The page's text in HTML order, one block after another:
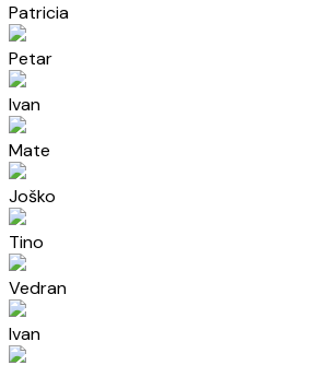
Patricia
Petar
Ivan
Mate
Joško
Tino
Vedran
Ivan